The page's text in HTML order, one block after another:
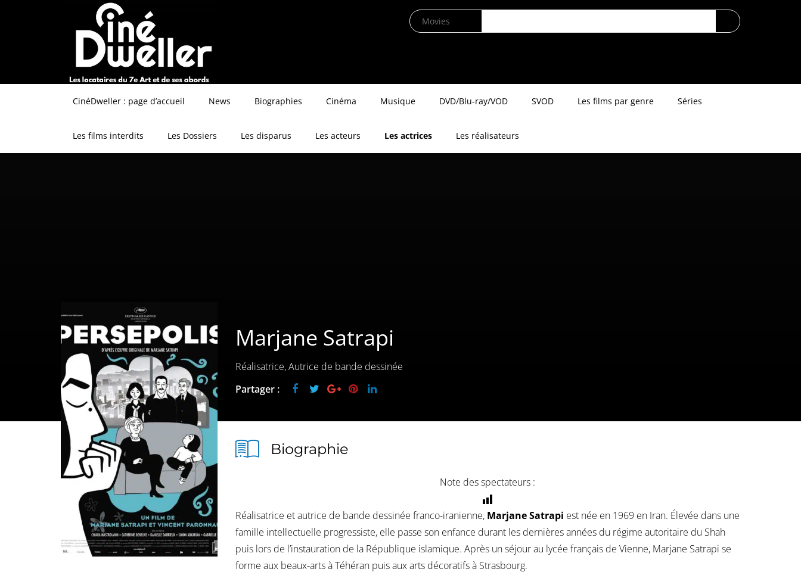
CinéDweller : page d’accueil News Biographies Cinéma Musique DVD/Blu-ray/VOD SVOD Les films par genre Séries
Les films interdits Les Dossiers Les disparus Les acteurs Les actrices Les réalisateurs
Marjane Satrapi
Réalisatrice, Autrice de bande dessinée
Partager :
Biographie
Note des spectateurs :
Réalisatrice et autrice de bande dessinée franco-iranienne, Marjane Satrapi est née en 1969 en Iran. Élevée dans une
famille intellectuelle progressiste, elle passe son enfance durant les dernières années du régime autoritaire du Shah
puis lors de l’instauration de la République islamique. Après un séjour au lycée français de Vienne, Marjane Satrapi se
forme aux beaux-arts à Téhéran puis aux arts décoratifs à Strasbourg.